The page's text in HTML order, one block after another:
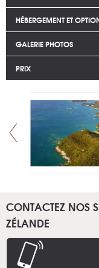
HÉBERGEMENT ET
GALERIE PHOTOS
PRIX
CONTACTEZ NOS
ZÉLANDE